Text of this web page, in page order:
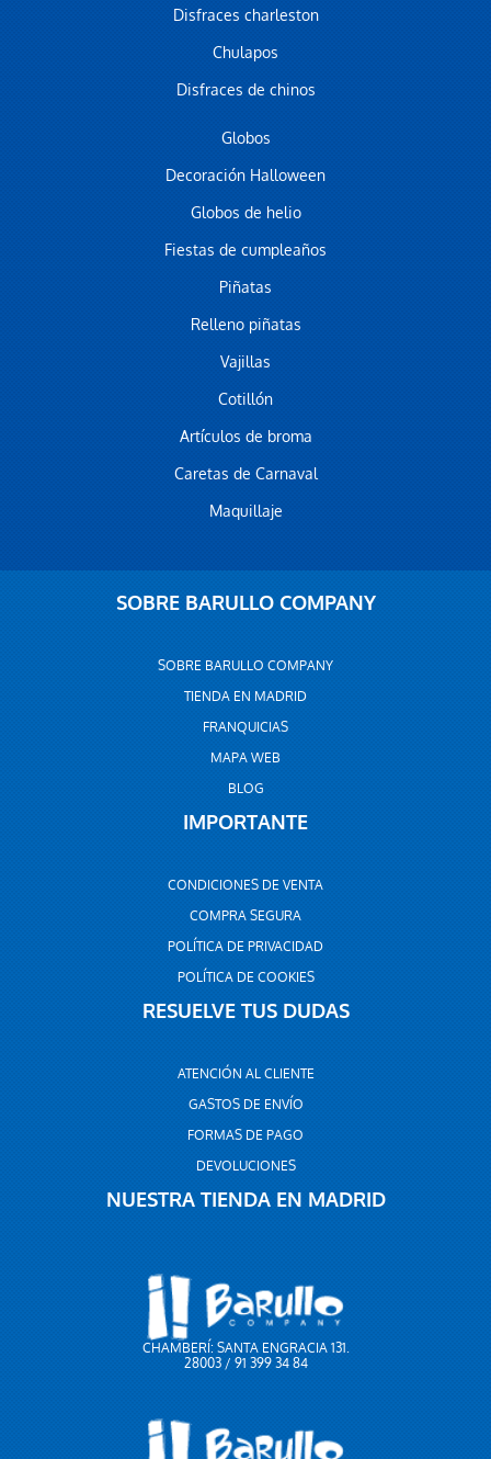
Disfraces charleston
Chulapos
Disfraces de chinos
Globos
Decoración Halloween
Globos de helio
Fiestas de cumpleaños
Piñatas
Relleno piñatas
Vajillas
Cotillón
Artículos de broma
Caretas de Carnaval
Maquillaje
SOBRE BARULLO COMPANY
SOBRE BARULLO COMPANY
TIENDA EN MADRID
FRANQUICIAS
MAPA WEB
BLOG
IMPORTANTE
CONDICIONES DE VENTA
COMPRA SEGURA
POLÍTICA DE PRIVACIDAD
POLÍTICA DE COOKIES
RESUELVE TUS DUDAS
ATENCIÓN AL CLIENTE
GASTOS DE ENVÍO
FORMAS DE PAGO
DEVOLUCIONES
NUESTRA TIENDA EN MADRID
CHAMBERÍ: SANTA ENGRACIA 131.
28003 / 91 399 34 84